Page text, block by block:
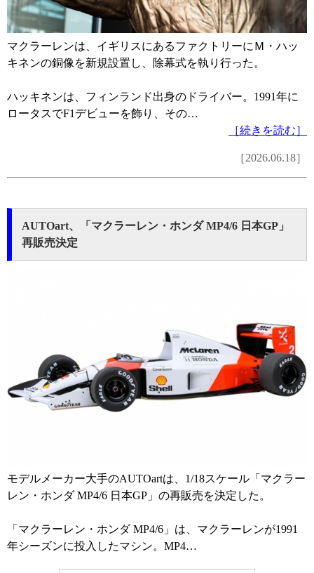
マクラーレンは、イギリスにあるファクトリーにＭ・ハッ
キネンの銅像を新規設置し、除幕式を執り行った。
ハッキネンは、フィンランド出身のドライバー。1991年に
ロータスでF1デビューを飾り、その…
［続きを読む］
［2026.06.18］
AUTOart、「マクラーレン・ホンダ MP4/6 日本GP」
再販売決定
モデルメーカー大手のAUTOartは、1/18スケール「マクラー
レン・ホンダ MP4/6 日本GP」の再販売を決定した。
「マクラーレン・ホンダ MP4/6」は、マクラーレンが1991
年シーズンに投入したマシン。MP4…